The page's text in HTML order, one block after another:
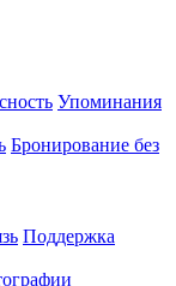
Упоминания
Бронирование без
Поддержка